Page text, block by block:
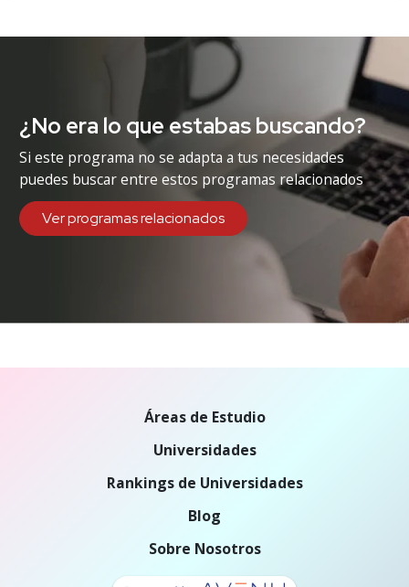
¿No era lo que estabas buscando?
Si este programa no se adapta a tus necesidades
puedes buscar entre estos programas relacionados
Ver programas relacionados
Áreas de Estudio
Universidades
Rankings de Universidades
Blog
Sobre Nosotros